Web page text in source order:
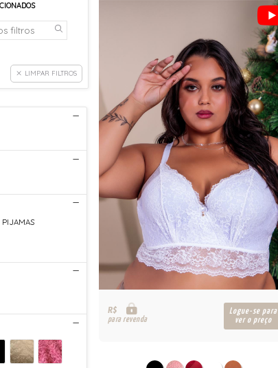
LIMPAR FILTROS
PIJAMAS
R$
para revenda
Logue-se para
ver o preço